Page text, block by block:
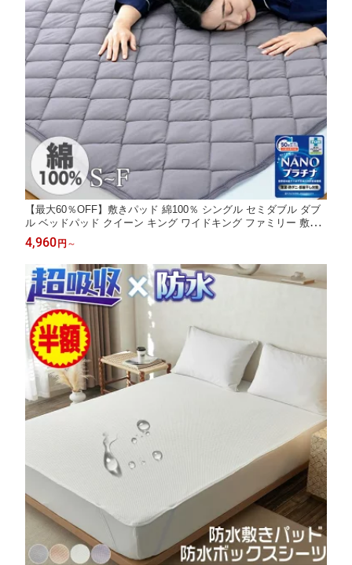
【最大60％OFF】敷きパッド 綿100％ シングル セミダブル ダブ
ル ベッドパッド クイーン キング ワイドキング ファミリー 敷パ
ッド コットン ベッドパット 綿 マットレスパッド シーツパッド
オールシーズン 防ダニ 抗菌 春夏 通年 天然素材 敷きパット
4,960円 ～